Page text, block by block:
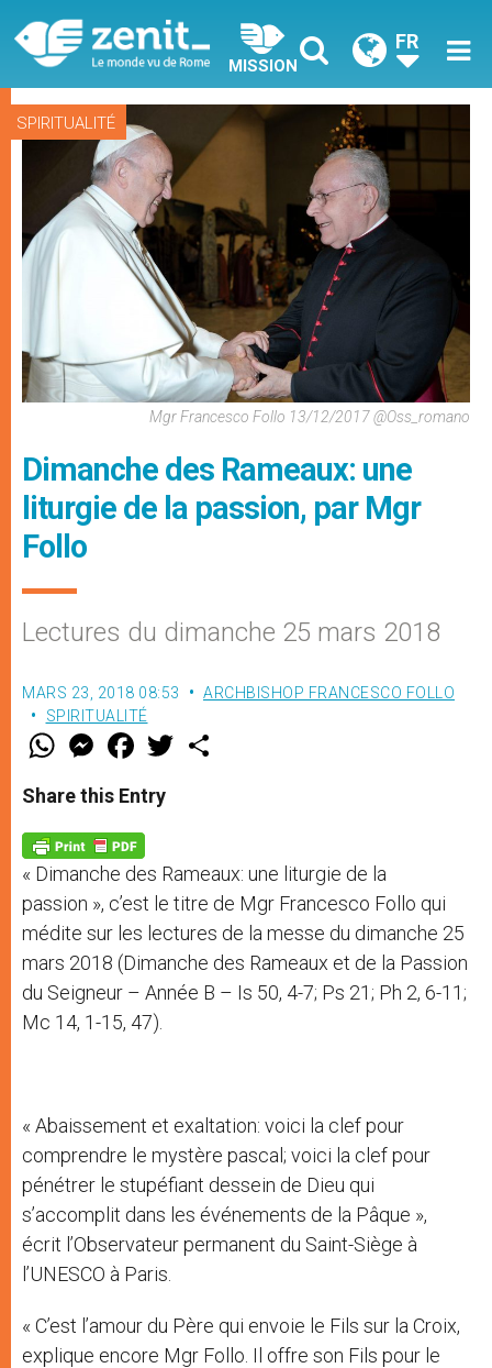
MISSION
FR
SPIRITUALITÉ
Mgr Francesco Follo 13/12/2017 @Oss_romano
Dimanche des Rameaux: une
liturgie de la passion, par Mgr
Follo
Lectures du dimanche 25 mars 2018
MARS 23, 2018 08:53
ARCHBISHOP FRANCESCO FOLLO
SPIRITUALITÉ
W
t
s
p
p
M
e
s
e
g
e
r
F
a
e
b
o
k
w
Share this Entry
« Dimanche des Rameaux: une liturgie de la
passion », c’est le titre de Mgr Francesco Follo qui
médite sur les lectures de la messe du dimanche 25
mars 2018 (Dimanche des Rameaux et de la Passion
du Seigneur – Année B – Is 50, 4-7; Ps 21; Ph 2, 6-11;
Mc 14, 1-15, 47).
« Abaissement et exaltation: voici la clef pour
comprendre le mystère pascal; voici la clef pour
pénétrer le stupéfiant dessein de Dieu qui
s’accomplit dans les événements de la Pâque »,
écrit l’Observateur permanent du Saint-Siège à
l’UNESCO à Paris.
« C’est l’amour du Père qui envoie le Fils sur la Croix,
explique encore Mgr Follo. Il offre son Fils pour le